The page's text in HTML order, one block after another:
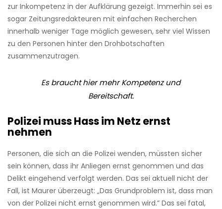
zur Inkompetenz in der Aufklärung gezeigt. Immerhin sei es
sogar Zeitungsredakteuren mit einfachen Recherchen
innerhalb weniger Tage möglich gewesen, sehr viel Wissen
zu den Personen hinter den Drohbotschaften
zusammenzutragen.
Es braucht hier mehr Kompetenz und
Bereitschaft.
Polizei muss Hass im Netz ernst
nehmen
Personen, die sich an die Polizei wenden, müssten sicher
sein können, dass ihr Anliegen ernst genommen und das
Delikt eingehend verfolgt werden. Das sei aktuell nicht der
Fall, ist Maurer überzeugt: „Das Grundproblem ist, dass man
von der Polizei nicht ernst genommen wird.” Das sei fatal,